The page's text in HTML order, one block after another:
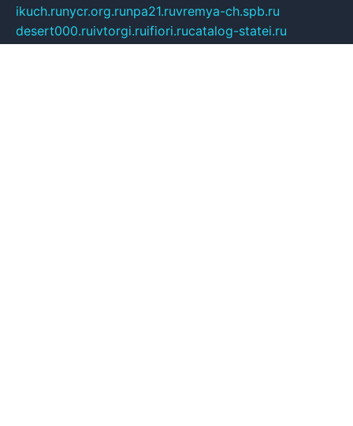
ikuch.runycr.org.runpa21.ruvremya-ch.spb.ru
desert000.ruivtorgi.ruifiori.rucatalog-statei.ru